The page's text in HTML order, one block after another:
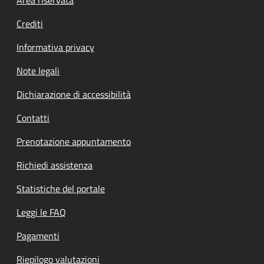
Crediti
Informativa privacy
Note legali
Dichiarazione di accessibilità
Contatti
Prenotazione appuntamento
Richiedi assistenza
Statistiche del portale
Leggi le FAQ
Pagamenti
Riepilogo valutazioni